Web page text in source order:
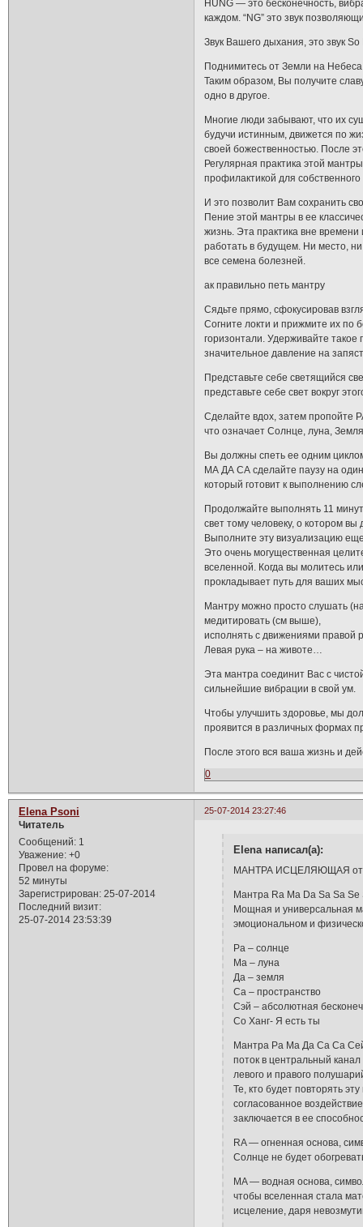
HUNG — это бесконечность,
каждом. “NG” это звук
Звук Вашего дыхания, это звук
Поднимитесь от Земли на
Таким образом, Вы получите
одно в другое.
Многие люди забывают, что их
будучи истинным, движется по
своей божественностью. После
Регулярная практика этой
профилактикой для собственного
И это позволит Вам сохранить
Пение этой мантры в ее
жизнь. Эта практика вне
работать в будущем. Ни место,
все семена болезней.
ак правильно петь мантру
Сядьте прямо, сфокусировав
Согните локти и прижмите их по
горизонтали. Удерживайте
значительное давление на
Представьте себе светящийся
представьте себе свет вокруг
Сделайте вдох, затем
что означает Солнце, луна,
Вы должны спеть ее одним
МА ДА СА сделайте паузу на
который готовит к выполнению
Продолжайте выполнять 11
свет тому человеку, о котором
Выполните эту визуализацию
Это очень могущественная
вселенной. Когда вы молитесь
прокладывает путь для ваших
Мантру можно просто слушать
медитировать (см выше),
исполнять с движениями правой
Левая рука – на животе…
Эта мантра соединит Вас с
сильнейшие вибрации в свой ум.
Чтобы улучшить здоровье, мы
проявится в различных формах
После этого вся ваша жизнь и
0
25-07-2014 23:27:46
Elena Psoni
Читатель
Сообщений: 1
Уважение: +0
Провел на форуме:
52 минуты
Зарегистрирован: 25-07-2014
Последний визит:
25-07-2014 23:53:39
Elena написал(а):
МАНТРА ИСЦЕЛЯЮЩАЯ от
Мантра Ra Ma Da Sa Sa Se
Мощная и универсальная
эмоциональном и
Ра – солнце
Ма – луна
Да – земля
Са – пространство
Сэй – абсолютная
Со Ханг- Я есть ты
Мантра Ра Ма Да Са Са Сей
поток в центральный
левого и правого
Те, кто будет повторять
согласованное
заключается в еe
RA — огненная основа,
Солнце не будет
MA — водная основа,
чтобы вселенная стала
исцеление, даря